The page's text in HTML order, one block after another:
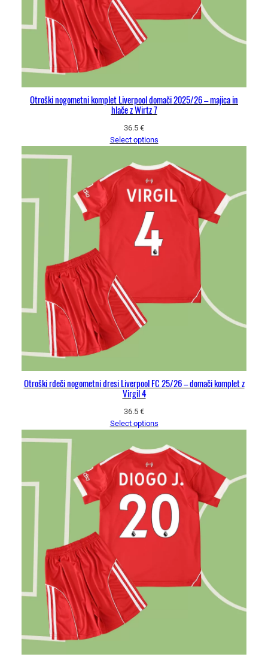
Otroški nogometni komplet Liverpool domači 2025/26 – majica in
hlače z Wirtz 7
36.5 €
Select options
Otroški rdeči nogometni dresi Liverpool FC 25/26 – domači komplet z
Virgil 4
36.5 €
Select options